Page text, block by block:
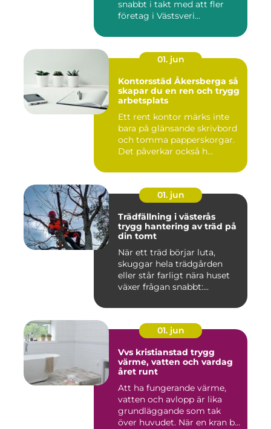
snabbt i takt med att fler
företag i Västsveri...
01. jun
Kontorsstäd Åkersberga så
skapar du en ren och trygg
arbetsplats
Ett rent kontor märks inte
bara på glänsande skrivbord
och tomma papperskorgar.
Det påverkar också h...
01. jun
Trädfällning i västerås
trygg hantering av träd på
din tomt
När ett träd börjar luta,
skuggar hela trädgården
eller står farligt nära huset
växer frågan snabbt:...
01. jun
Vvs kristianstad trygg
värme, vatten och vardag
året runt
Att ha fungerande värme,
vatten och avlopp är lika
grundläggande som tak
över huvudet. När en kran b...